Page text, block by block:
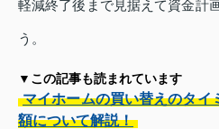
軽減終了後まで見据えて資金計
う。
▼この記事も読まれています
マイホームの買い替えのタイ
額について解説！